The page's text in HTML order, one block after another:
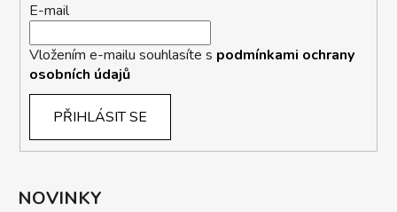
E-mail
Vložením e-mailu souhlasíte s podmínkami ochrany
osobních údajů
PŘIHLÁSIT SE
NOVINKY